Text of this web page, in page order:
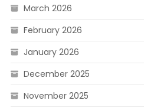
March 2026
February 2026
January 2026
December 2025
November 2025